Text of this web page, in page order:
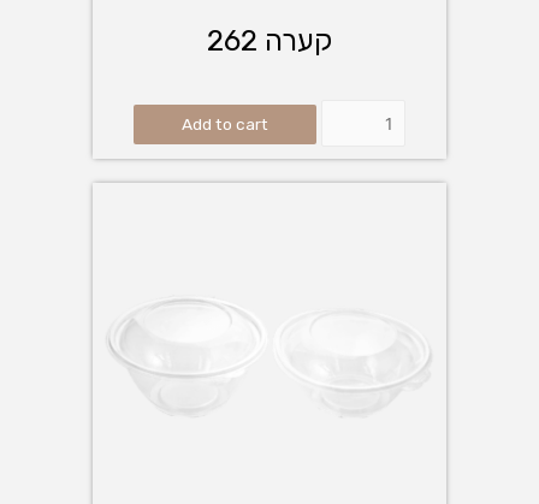
קערה 262
Add to cart